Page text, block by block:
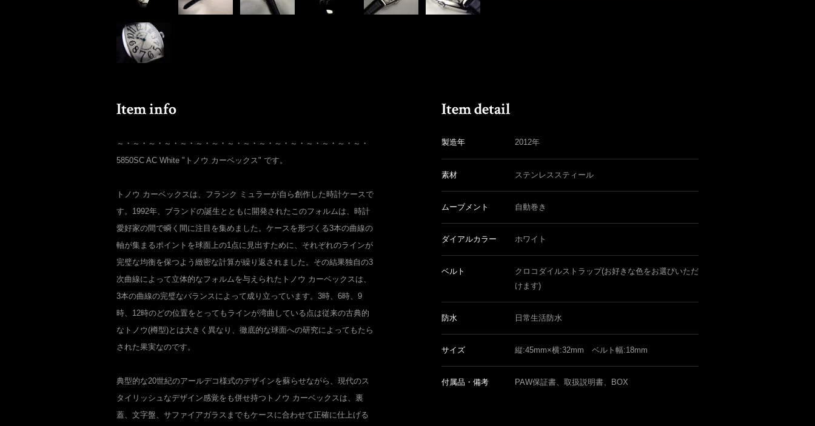
～・～・～・～・～・～・～・～・～・～・～・～・～・～・～・～・
5850SC AC White "トノウ カーベックス" です。
トノウ カーベックスは、フランク ミュラーが自ら創作した時計ケースで
す。1992年、ブランドの誕生とともに開発されたこのフォルムは、時計
愛好家の間で瞬く間に注目を集めました。ケースを形づくる3本の曲線の
軸が集まるポイントを球面上の1点に見出すために、それぞれのラインが
完璧な均衡を保つよう緻密な計算が繰り返されました。その結果独自の3
次曲線によって立体的なフォルムを与えられたトノウ カーベックスは、
3本の曲線の完璧なバランスによって成り立っています。3時、6時、9
時、12時のどの位置をとってもラインが湾曲している点は従来の古典的
なトノウ(樽型)とは大きく異なり、徹底的な球面への研究によってもたら
された果実なのです。
典型的な20世紀のアールデコ様式のデザインを蘇らせながら、現代のス
タイリッシュなデザイン感覚をも併せ持つトノウ カーベックスは、裏
蓋、文字盤、サファイアガラスまでもケースに合わせて正確に仕上げる
製造年 2012年
素材 ステンレススティール
ムーブメント 自動巻き
ダイアルカラー ホワイト
ベルト
クロコダイルストラップ(お好きな色をお選びいただ
けます)
防水 日常生活防水
サイズ 縦:45mm×横:32mm ベルト幅:18mm
付属品・備考 PAW保証書、取扱説明書、BOX